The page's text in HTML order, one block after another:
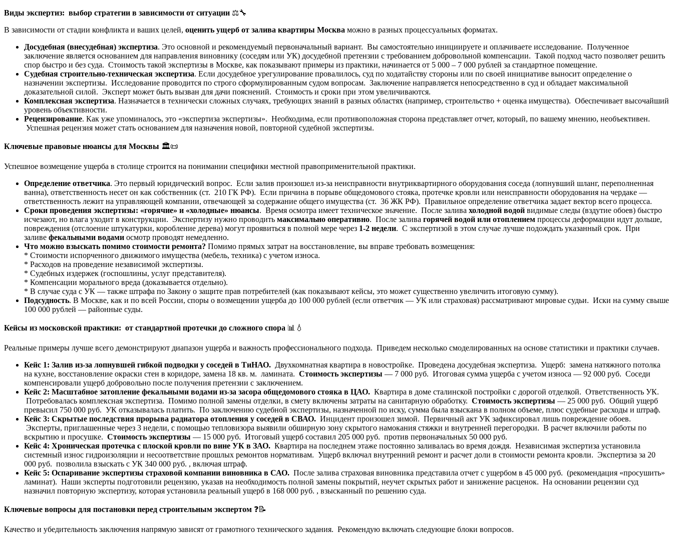
Виды экспертиз: выбор стратегии в зависимости от ситуации ⚖️🔧
В зависимости от стадии конфликта и ваших целей, оценить ущерб от залива квартиры Москва можно в разных процессуальных форматах.
Досудебная (внесудебная) экспертиза. Это основной и рекомендуемый первоначальный вариант. Вы самостоятельно инициируете и оплачиваете исследование. Полученное
заключение является основанием для направления виновнику (соседям или УК) досудебной претензии с требованием добровольной компенсации. Такой подход часто позволяет решить
спор быстро и без суда. Стоимость такой экспертизы в Москве, как показывают примеры из практики, начинается от 5 000 – 7 000 рублей за стандартное помещение.
Судебная строительно-техническая экспертиза. Если досудебное урегулирование провалилось, суд по ходатайству стороны или по своей инициативе выносит определение о
назначении экспертизы. Исследование проводится по строго сформулированным судом вопросам. Заключение направляется непосредственно в суд и обладает максимальной
доказательной силой. Эксперт может быть вызван для дачи пояснений. Стоимость и сроки при этом увеличиваются.
Комплексная экспертиза. Назначается в технически сложных случаях, требующих знаний в разных областях (например, строительство + оценка имущества). Обеспечивает высочайший
уровень объективности.
Рецензирование. Как уже упоминалось, это «экспертиза экспертизы». Необходима, если противоположная сторона представляет отчет, который, по вашему мнению, необъективен.
Успешная рецензия может стать основанием для назначения новой, повторной судебной экспертизы.
Ключевые правовые нюансы для Москвы 🏛️📜
Успешное возмещение ущерба в столице строится на понимании специфики местной правоприменительной практики.
Определение ответчика. Это первый юридический вопрос. Если залив произошел из-за неисправности внутриквартирного оборудования соседа (лопнувший шланг, переполненная
ванна), ответственность несет он как собственник (ст. 210 ГК РФ). Если причина в порыве общедомового стояка, протечке кровли или неисправности оборудования на чердаке —
ответственность лежит на управляющей компании, отвечающей за содержание общего имущества (ст. 36 ЖК РФ). Правильное определение ответчика задает вектор всего процесса.
Сроки проведения экспертизы: «горячие» и «холодные» нюансы. Время осмотра имеет техническое значение. После залива холодной водой видимые следы (вздутие обоев) быстро
исчезают, но влага уходит в конструкции. Экспертизу нужно проводить максимально оперативно. После залива горячей водой или отоплением процессы деформации идут дольше,
повреждения (отслоение штукатурки, коробление дерева) могут проявиться в полной мере через 1-2 недели. С экспертизой в этом случае лучше подождать указанный срок. При
заливе фекальными водами осмотр проводят немедленно.
Что можно взыскать помимо стоимости ремонта? Помимо прямых затрат на восстановление, вы вправе требовать возмещения:
* Стоимости испорченного движимого имущества (мебель, техника) с учетом износа.
* Расходов на проведение независимой экспертизы.
* Судебных издержек (госпошлины, услуг представителя).
* Компенсации морального вреда (доказывается отдельно).
* В случае суда с УК — также штрафа по Закону о защите прав потребителей (как показывают кейсы, это может существенно увеличить итоговую сумму).
Подсудность. В Москве, как и по всей России, споры о возмещении ущерба до 100 000 рублей (если ответчик — УК или страховая) рассматривают мировые судьи. Иски на сумму свыше
100 000 рублей — районные суды.
Кейсы из московской практики: от стандартной протечки до сложного спора 📊💧
Реальные примеры лучше всего демонстрируют диапазон ущерба и важность профессионального подхода. Приведем несколько смоделированных на основе статистики и практики случаев.
Кейс 1: Залив из-за лопнувшей гибкой подводки у соседей в ТиНАО. Двухкомнатная квартира в новостройке. Проведена досудебная экспертиза. Ущерб: замена натяжного потолка
на кухне, восстановление окраски стен в коридоре, замена 18 кв. м. ламината. Стоимость экспертизы — 7 000 руб. Итоговая сумма ущерба с учетом износа — 92 000 руб. Соседи
компенсировали ущерб добровольно после получения претензии с заключением.
Кейс 2: Масштабное затопление фекальными водами из-за засора общедомового стояка в ЦАО. Квартира в доме сталинской постройки с дорогой отделкой. Ответственность УК.
Потребовалась комплексная экспертиза. Помимо полной замены отделки, в смету включены затраты на санитарную обработку. Стоимость экспертизы — 25 000 руб. Общий ущерб
превысил 750 000 руб. УК отказывалась платить. По заключению судебной экспертизы, назначенной по иску, сумма была взыскана в полном объеме, плюс судебные расходы и штраф.
Кейс 3: Скрытые последствия прорыва радиатора отопления у соседей в СВАО. Инцидент произошел зимой. Первичный акт УК зафиксировал лишь повреждение обоев.
Эксперты, приглашенные через 3 недели, с помощью тепловизора выявили обширную зону скрытого намокания стяжки и внутренней перегородки. В расчет включили работы по
вскрытию и просушке. Стоимость экспертизы — 15 000 руб. Итоговый ущерб составил 205 000 руб. против первоначальных 50 000 руб.
Кейс 4: Хроническая протечка с плоской кровли по вине УК в ЗАО. Квартира на последнем этаже постоянно заливалась во время дождя. Независимая экспертиза установила
системный износ гидроизоляции и несоответствие прошлых ремонтов нормативам. Ущерб включал внутренний ремонт и расчет доли в стоимости ремонта кровли. Экспертиза за 20
000 руб. позволила взыскать с УК 340 000 руб. , включая штраф.
Кейс 5: Оспаривание экспертизы страховой компании виновника в САО. После залива страховая виновника представила отчет с ущербом в 45 000 руб. (рекомендация «просушить»
ламинат). Наши эксперты подготовили рецензию, указав на необходимость полной замены покрытий, неучет скрытых работ и занижение расценок. На основании рецензии суд
назначил повторную экспертизу, которая установила реальный ущерб в 168 000 руб. , взысканный по решению суда.
Ключевые вопросы для постановки перед строительным экспертом ❓📝
Качество и убедительность заключения напрямую зависят от грамотного технического задания. Рекомендую включать следующие блоки вопросов.